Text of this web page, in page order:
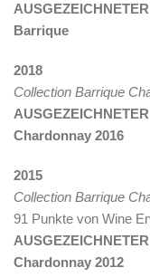
Barrique
2018
Collection Barrique
Chardonnay 2016
2015
Collection Barrique
91 Punkte von Wine
Chardonnay 2012